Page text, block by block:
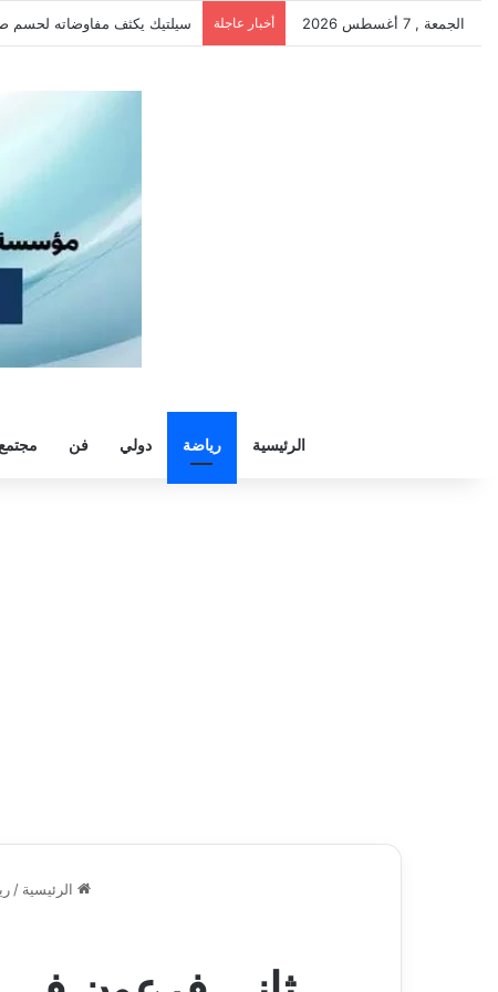
الجمعة , 7 أغسطس 2026 أخبار عاجلة الزمالك يرفض رحيل خوان بيزيرا
الرئيسية رياضة دولي فن مجتمع
الرئيسية /